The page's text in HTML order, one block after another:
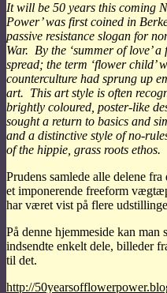
It will be 50 years this coming
Power’ was first coined in
passive resistance slogan for
War. By the ‘summer of love’
spread; the term ‘flower child’
counterculture had sprung up
art. This art style is often
brightly coloured, poster-like
sought a return to basics and
and a distinctive style of no-
of the hippie, grass roots ethos.
Prudens samlede alle delene
et imponerende freeform
har været vist på flere
På denne hjemmeside kan
indsendte enkelt dele, billeder
til det.
http://